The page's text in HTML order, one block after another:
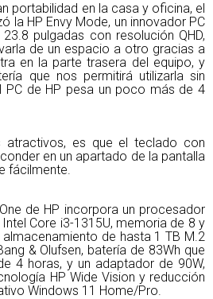
portabilidad en la casa y oficina, el
la HP Envy Mode, un innovador PC
pulgadas con resolución QHD,
de un espacio a otro gracias a
en la parte trasera del equipo, y
que nos permitirá utilizarla sin
PC de HP pesa un poco más de 4
atractivos, es que el teclado con
en un apartado de la pantalla
fácilmente.
de HP incorpora un procesador
Core i3-1315U, memoria de 8 y
almacenamiento de hasta 1 TB M.2
& Olufsen, batería de 83Wh que
4 horas, y un adaptador de 90W,
HP Wide Vision y reducción
Windows 11 Home/Pro.